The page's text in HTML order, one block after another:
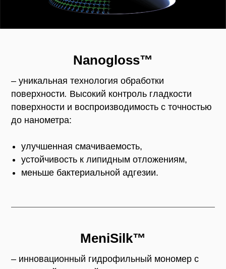
Nanogloss™
– уникальная технология обработки
поверхности. Высокий контроль гладкости
поверхности и воспроизводимость с точностью
до нанометра:
улучшенная смачиваемость,
устойчивость к липидным отложениям,
меньше бактериальной адгезии.
MeniSilk™
– инновационный гидрофильный мономер с